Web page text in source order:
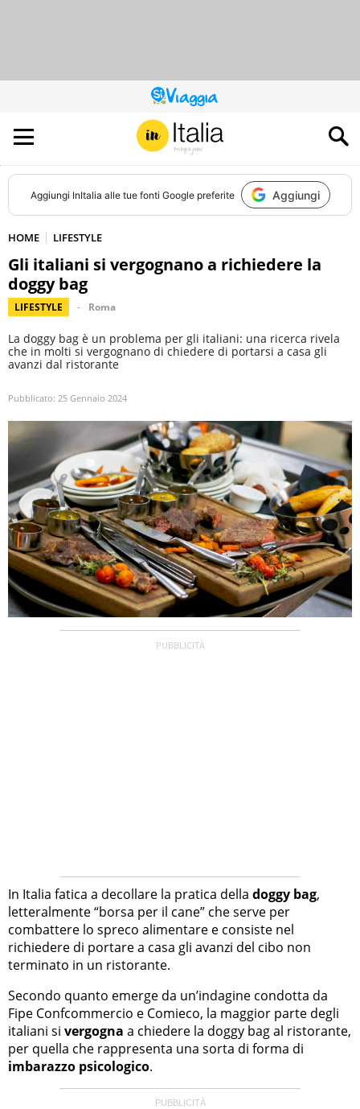
QUESTO
SITO
CONTRIBUISCE
ALL’AUDIENCE
DI
Aggiungi InItalia alle tue fonti Google preferite Aggiungi
HOME LIFESTYLE
Gli italiani si vergognano a richiedere la
doggy bag
LIFESTYLE Roma
La doggy bag è un problema per gli italiani: una ricerca rivela
che in molti si vergognano di chiedere di portarsi a casa gli
avanzi dal ristorante
Pubblicato: 25 Gennaio 2024
In Italia fatica a decollare la pratica della doggy bag,
letteralmente “borsa per il cane” che serve per
combattere lo spreco alimentare e consiste nel
richiedere di portare a casa gli avanzi del cibo non
terminato in un ristorante.
Secondo quanto emerge da un’indagine condotta da
Fipe Confcommercio e Comieco, la maggior parte degli
italiani si vergogna a chiedere la doggy bag al ristorante,
per quella che rappresenta una sorta di forma di
imbarazzo psicologico.